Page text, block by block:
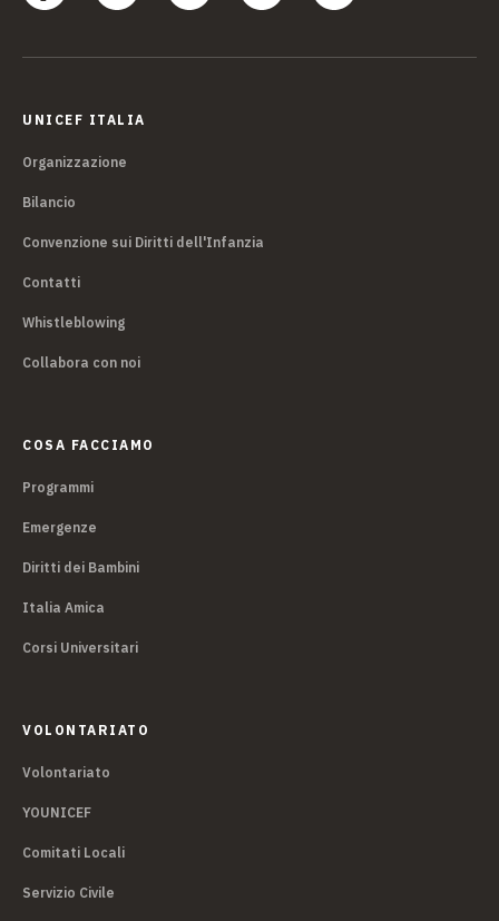
UNICEF ITALIA
Organizzazione
Bilancio
Convenzione sui Diritti dell'Infanzia
Contatti
Whistleblowing
Collabora con noi
COSA FACCIAMO
Programmi
Emergenze
Diritti dei Bambini
Italia Amica
Corsi Universitari
VOLONTARIATO
Volontariato
YOUNICEF
Comitati Locali
Servizio Civile